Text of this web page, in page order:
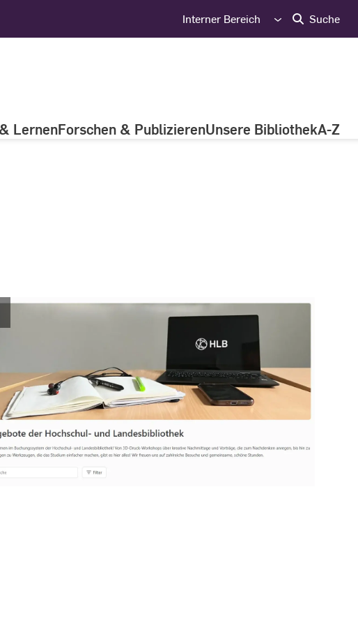
Interner Bereich Suche
LernenForschen & PublizierenUnsere BibliothekA-Z